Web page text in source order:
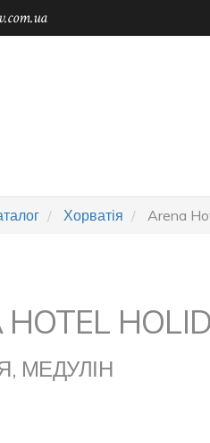
Хорватія Arena
МЕДУЛІН